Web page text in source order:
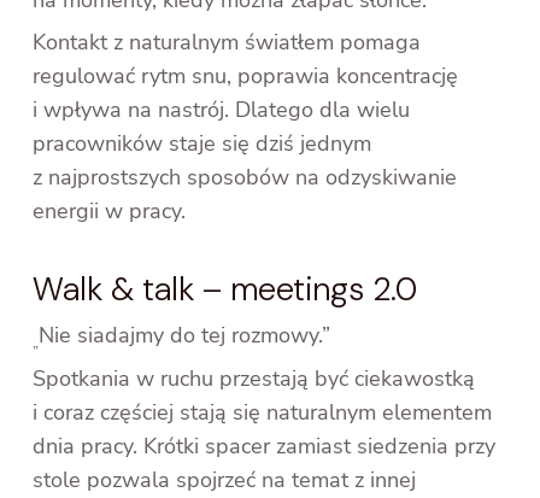
Kontakt z naturalnym światłem pomaga
regulować rytm snu, poprawia koncentrację
i wpływa na nastrój. Dlatego dla wielu
pracowników staje się dziś jednym
z najprostszych sposobów na odzyskiwanie
energii w pracy.
Walk & talk – meetings 2.0
„Nie siadajmy do tej rozmowy.”
Spotkania w ruchu przestają być ciekawostką
i coraz częściej stają się naturalnym elementem
dnia pracy. Krótki spacer zamiast siedzenia przy
stole pozwala spojrzeć na temat z innej